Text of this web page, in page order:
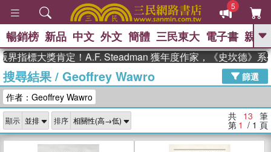
5
GO
熱搜： 東野圭吾 The Odyssey 、
父親節 、 如果歷史是一群喵 、 暑期
念華 、 台灣的李登輝時代 、 數學女
孩：黎曼猜想
偉大的迷走神經
暢銷榜 新品 中文 外文 簡體 三民東大 電子書 親子
指標大獎肯定！A.F. Steadman 獲年度作家，《史坎德》系列
搜尋結果/ Geoffrey Wawro
篩選
作者：Geoffrey Wawro
顯示 排序 共 13 筆
第 1 / 1 頁